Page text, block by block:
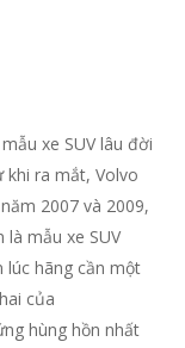
xe SUV lâu đời
ra mắt, Volvo
2007 và 2009,
là mẫu xe SUV
lúc hãng cần một
của
hùng hồn nhất